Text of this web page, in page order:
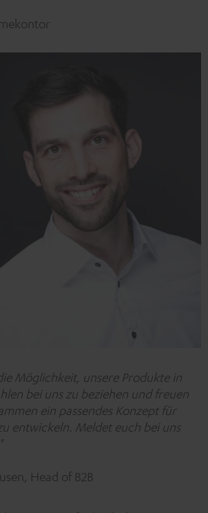
Möglichkeit, unsere Produkte in
bei uns zu beziehen und freuen
ein passendes Konzept für
entwickeln. Meldet euch bei uns
Head of B2B